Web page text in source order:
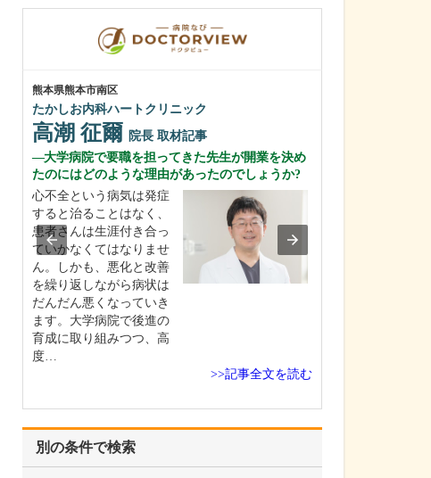
別の条件で検索
熊本県熊本市南区
たかしお内科ハートクリニック
高潮 征爾 院長 取材記事
大学病院で要職を担ってきた先生が開業を決め
たのにはどのような理由があったのでしょうか?
心不全という病気は発症
すると治ることはなく、
患者さんは生涯付き合っ
ていかなくてはなりませ
ん。しかも、悪化と改善
を繰り返しながら病状は
だんだん悪くなっていき
ます。大学病院で後進の
育成に取り組みつつ、高
度…
>>記事全文を読む